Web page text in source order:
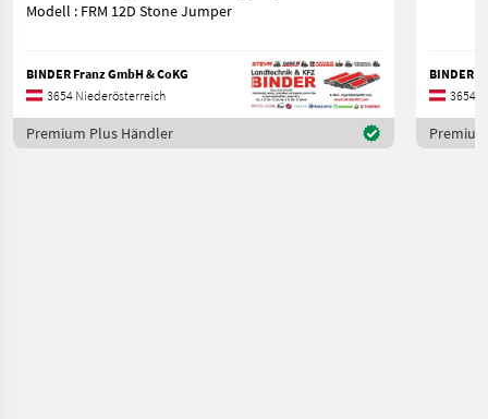
Modell : FRM 12D Stone Jumper
BINDER Franz GmbH & CoKG
3654 Niederösterreich
Premium Plus Händler
BINDER
3654